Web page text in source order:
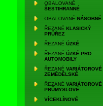
OBALOVANÉ
ŠESTIHRANNÉ
OBALOVANÉ NÁSOBNÉ
ŘEZANÉ KLASICKÝ
PRŮŘEZ
ŘEZANÉ ÚZKÉ
ŘEZANÉ ÚZKÉ PRO
AUTOMOBILY
ŘEZANÉ VARIÁTOROVÉ
ZEMĚDĚLSKÉ
ŘEZANÉ VARIÁTOROVÉ
PRŮMYSLOVÉ
VÍCEKLÍNOVÉ